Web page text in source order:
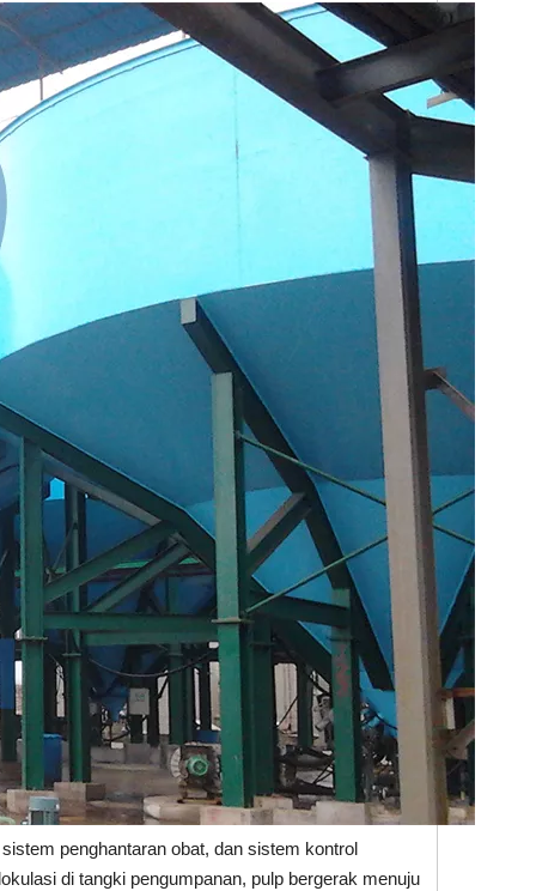
penghantaran obat, dan sistem kontrol
di tangki pengumpanan, pulp bergerak menuju